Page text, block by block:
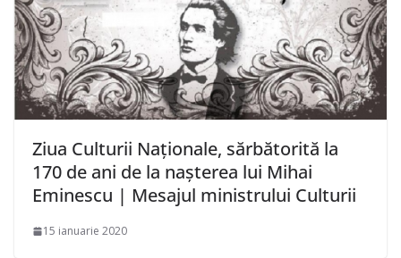
Ziua Culturii Naționale, sărbătorită la
170 de ani de la nașterea lui Mihai
Eminescu | Mesajul ministrului Culturii
15 ianuarie 2020